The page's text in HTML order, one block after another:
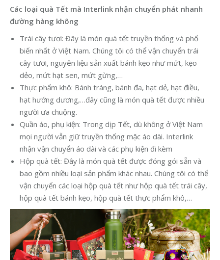
Các loại quà Tết mà Interlink nhận chuyển phát nhanh
đường hàng không
Trái cây tươi: Đây là món quà tết truyền thống và phổ
biến nhất ở Việt Nam. Chúng tôi có thể vận chuyển trái
cây tươi, nguyên liệu sản xuất bánh kẹo như mứt, kẹo
dẻo, mứt hạt sen, mứt gừng,…
Thực phẩm khô: Bánh tráng, bánh đa, hạt dẻ, hạt điều,
hạt hướng dương,…đây cũng là món quà tết được nhiều
người ưa chuộng.
Quần áo, phụ kiện: Trong dịp Tết, dù không ở Việt Nam
mọi người vẫn giữ truyền thống mặc áo dài. Interlink
nhận vận chuyển áo dài và các phụ kiện đi kèm
Hộp quà tết: Đây là món quà tết được đóng gói sẵn và
bao gồm nhiều loại sản phẩm khác nhau. Chúng tôi có thể
vận chuyển các loại hộp quà tết như hộp quà tết trái cây,
hộp quà tết bánh kẹo, hộp quà tết thực phẩm khô,…